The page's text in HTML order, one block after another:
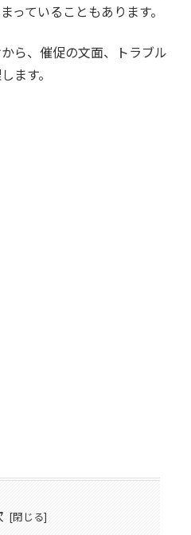
っていることもあります。
ら、催促の文面、トラブル
ます。